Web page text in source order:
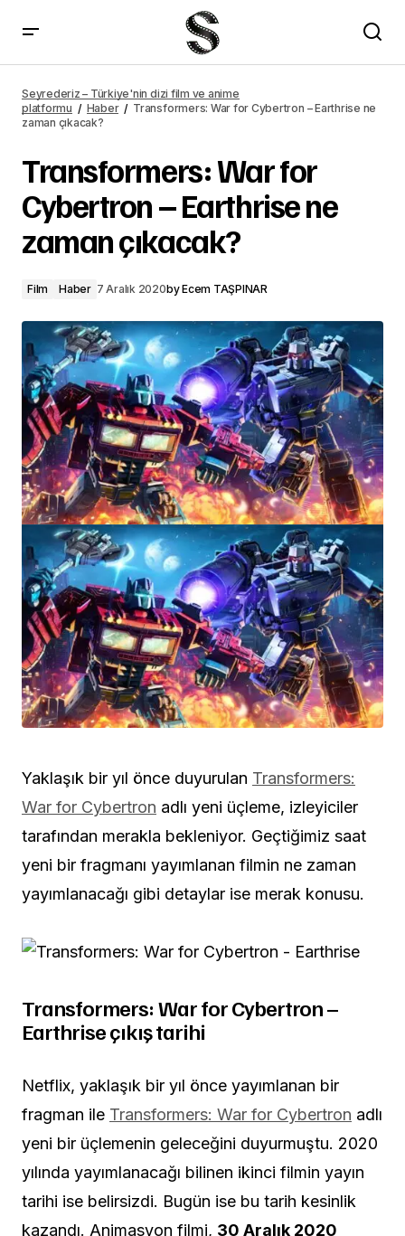
Seyrederiz – Türkiye'nin dizi film ve anime
platformu
Haber
Transformers: War for Cybertron – Earthrise ne
zaman çıkacak?
Transformers: War for
Cybertron – Earthrise ne
zaman çıkacak?
Film Haber 7 Aralık 2020byEcem TAŞPINAR
Yaklaşık bir yıl önce duyurulan Transformers:
War for Cybertron adlı yeni üçleme, izleyiciler
tarafından merakla bekleniyor. Geçtiğimiz saat
yeni bir fragmanı yayımlanan filmin ne zaman
yayımlanacağı gibi detaylar ise merak konusu.
Transformers: War for Cybertron –
Earthrise çıkış tarihi
Netflix, yaklaşık bir yıl önce yayımlanan bir
fragman ile Transformers: War for Cybertron adlı
yeni bir üçlemenin geleceğini duyurmuştu. 2020
yılında yayımlanacağı bilinen ikinci filmin yayın
tarihi ise belirsizdi. Bugün ise bu tarih kesinlik
kazandı. Animasyon filmi, 30 Aralık 2020